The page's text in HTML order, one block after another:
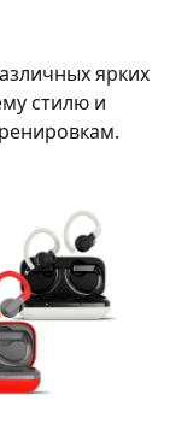
ярких
стилю и